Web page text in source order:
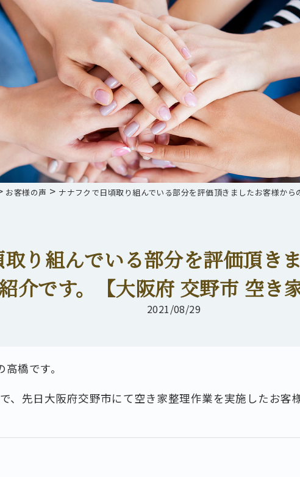
お客様の声 > ナナフクで日頃取り組んでいる部分を評価頂きましたお客様か
り組んでいる部分を評価頂き
介です。【大阪府 交野市 空き
2021/08/29
橋です。
、先日大阪府交野市にて空き家整理作業を実施したお客